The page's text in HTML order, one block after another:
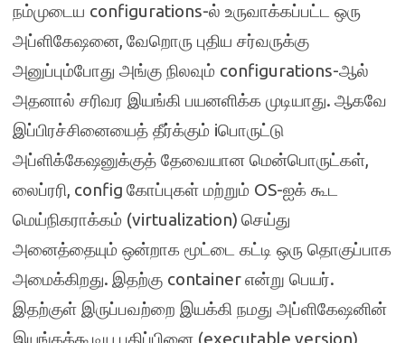
நம்முடைய configurations-ல் உருவாக்கப்பட்ட ஒரு
அப்ளிகேஷனை, வேறொரு புதிய சர்வருக்கு
அனுப்பும்போது அங்கு நிலவும் configurations-ஆல்
அதனால் சரிவர இயங்கி பயனளிக்க முடியாது. ஆகவே
இப்பிரச்சினையைத் தீர்க்கும் iபொருட்டு
அப்ளிக்கேஷனுக்குத் தேவையான மென்பொருட்கள்,
லைப்ரரி, config கோப்புகள் மற்றும் OS-ஐக் கூட
மெய்நிகராக்கம் (virtualization) செய்து
அனைத்தையும் ஒன்றாக மூட்டை கட்டி ஒரு தொகுப்பாக
அமைக்கிறது. இதற்கு containerஎன்று பெயர்.
இதற்குள் இருப்பவற்றை இயக்கி நமது அப்ளிகேஷனின்
இயங்கக்கூடிய பதிப்பினை (executable version)